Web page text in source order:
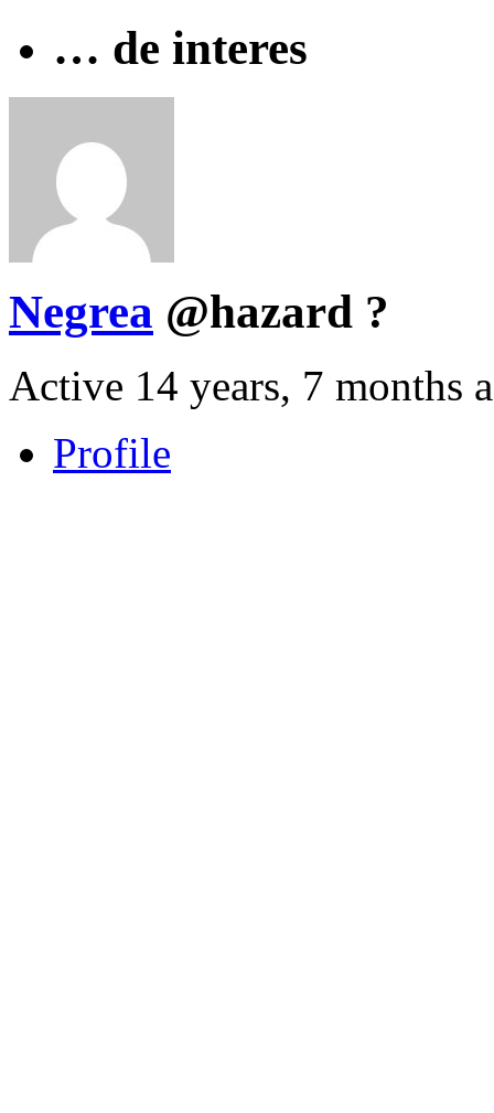
… de interes
Negrea @hazard ?
Active 14 years, 7 months
Profile